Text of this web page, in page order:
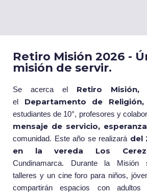
Retiro Misión 2026 -
misión de servir.
Se acerca el Retiro Misión,
el Departamento de
estudiantes de 10°, profesores y
mensaje de servicio,
comunidad. Este año se realizará del
en la vereda Los
Cundinamarca. Durante la Misión
talleres y un cine foro para niños,
compartirán espacios con